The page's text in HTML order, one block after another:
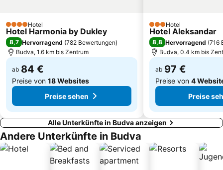
Ricardova glava
Biserna obala
Šetalište Pet Danica
Mogren Plaza
Stari grad Herceg Novi
Sveti Toma
4 SterneHotel
Hotel Harmonia by Dukley
8,7 Hervorragend (782 Bewertungen)
Budva, 1.6 km bis Zentrum
ab 84 €
Preise von 18 Websites
Preise sehen
3 Sterne
Hotel
Hotel Aleksandar
8,8 Hervorragend (716
Budva, 0.4 km bis
ab 97 €
Preise von 4
Preise
Alle Unterkünfte in Budva anzeigen
Andere Unterkünfte in Budva